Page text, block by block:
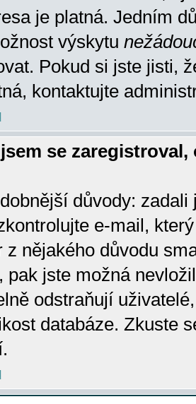
je platná. Jedním
výskytu
Pokud si jste jisti,
kontaktujte
se
důvody:
e-mail,
z nějakého důvodu
pak jste možná
odstraňují
databáze. Zkuste